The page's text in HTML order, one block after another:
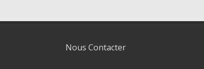
Nous Contacter